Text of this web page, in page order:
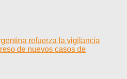
refuerza la vigilancia
de nuevos casos de